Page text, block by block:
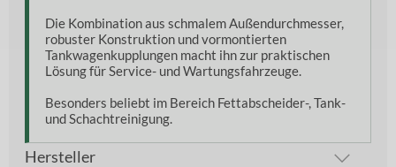
Die Kombination aus schmalem Außendurchmesser,
robuster Konstruktion und vormontierten
Tankwagenkupplungen macht ihn zur praktischen
Lösung für Service- und Wartungsfahrzeuge.
Besonders beliebt im Bereich Fettabscheider-, Tank-
und Schachtreinigung.
Hersteller